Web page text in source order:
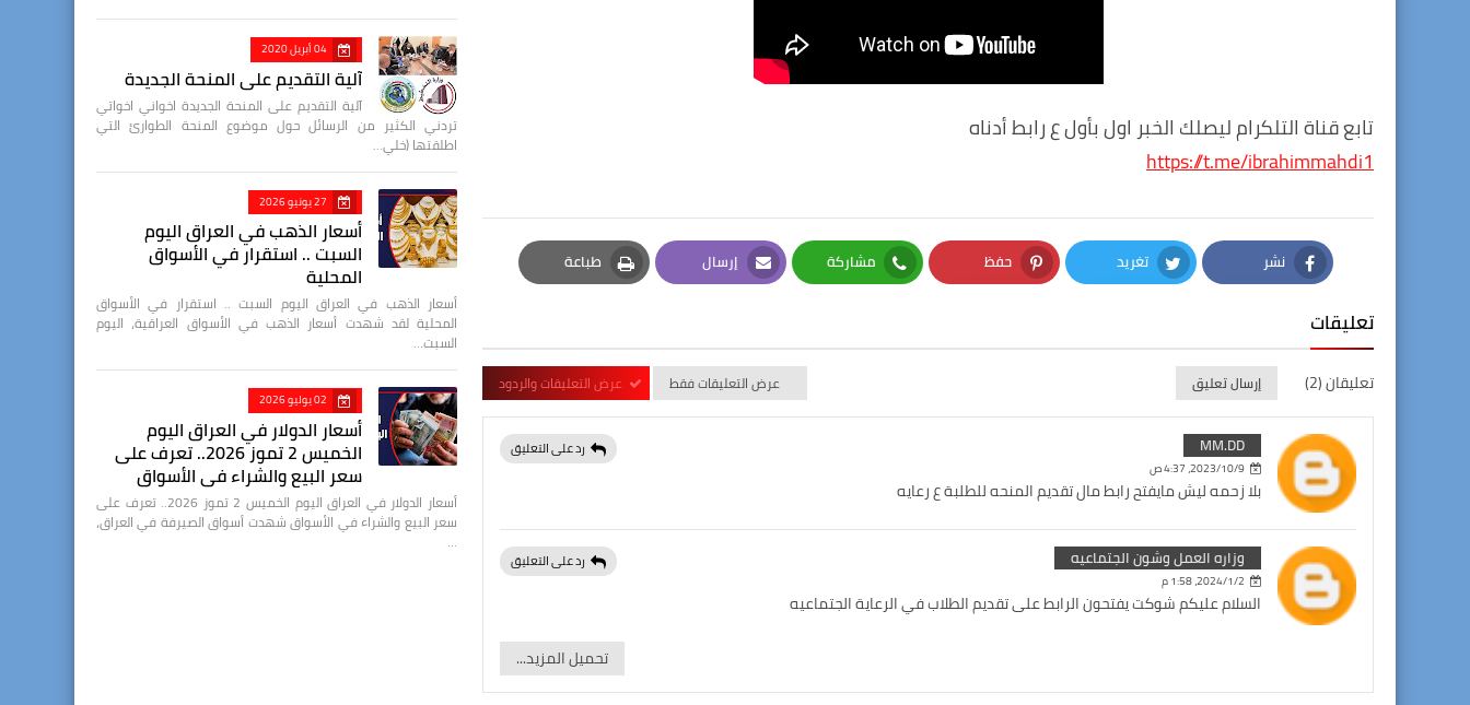
تابع قناة التلكرام ليصلك الخبر اول بأول ع رابط أدناه
https://t.me/ibrahimmahdi1
نشر
Facebook
تغريد
Twitter
حفظ
Pinterest
مشاركة
Whatsapp
إرسال
Email
طباعة
Print
تعليقات
تعليقان (2) إرسال تعليق عرض التعليقات فقط عرض التعليقات والردود
MM.DD
9‏/10‏/2023، 4:37 ص
بلا زحمه ليش مايفتح رابط مال تقديم المنحه للطلبة ع رعايه
رد على التعليق
وزاره العمل وشون الجتماعيه
2‏/1‏/2024، 1:58 م
السلام عليكم شوكت يفتحون الرابط على تقديم الطلاب في الرعاية الجتماعيه
رد على التعليق
تحميل المزيد...
04 أبريل 2020
آلية التقديم على المنحة الجديدة
آلية التقديم على المنحة الجديدة اخواني اخواتي
تردني الكثير من الرسائل حول موضوع المنحة الطوارئ التي
اطلقتها (خلي…
27 يونيو 2026
أسعار الذهب في العراق اليوم
السبت .. استقرار في الأسواق
المحلية
أسعار الذهب في العراق اليوم السبت .. استقرار في الأسواق
المحلية لقد شهدت أسعار الذهب في الأسواق العراقية، اليوم
السبت…
02 يوليو 2026
أسعار الدولار في العراق اليوم
الخميس 2 تموز 2026.. تعرف على
سعر البيع والشراء في الأسواق
أسعار الدولار في العراق اليوم الخميس 2 تموز 2026.. تعرف على
سعر البيع والشراء في الأسواق شهدت أسواق الصيرفة في العراق،
…